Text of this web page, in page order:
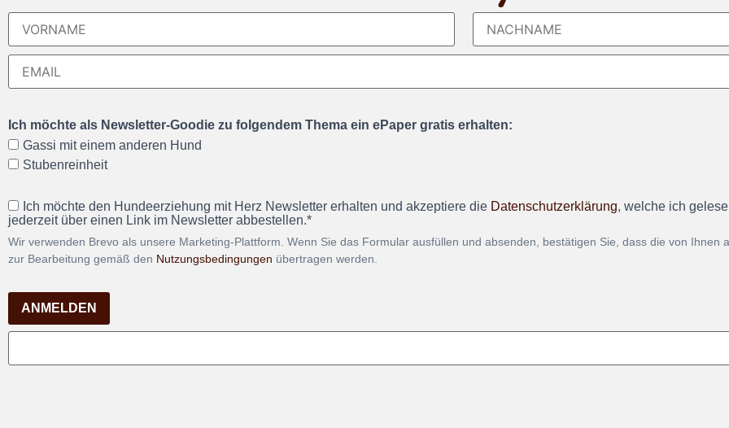
Ich möchte als Newsletter-Goodie zu folgendem Thema ein ePaper gratis erhalten:
Gassi mit einem anderen Hund
Stubenreinheit
Ich möchte den Hundeerziehung mit Herz Newsletter erhalten und akzeptiere die Datenschutzerklärung, welche ich
jederzeit über einen Link im Newsletter abbestellen.*
Wir verwenden Brevo als unsere Marketing-Plattform. Wenn Sie das Formular ausfüllen und absenden, bestätigen Sie, dass die von Ihnen
zur Bearbeitung gemäß den Nutzungsbedingungen übertragen werden.
ANMELDEN